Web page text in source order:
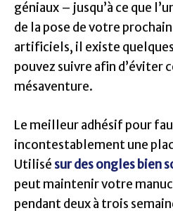
géniaux – jusqu’à ce que
de la pose de votre
artificiels, il existe
pouvez suivre afin d’éviter
mésaventure.
Le meilleur adhésif pour
incontestablement une
Utilisé sur des ongles bien
peut maintenir votre
pendant deux à trois